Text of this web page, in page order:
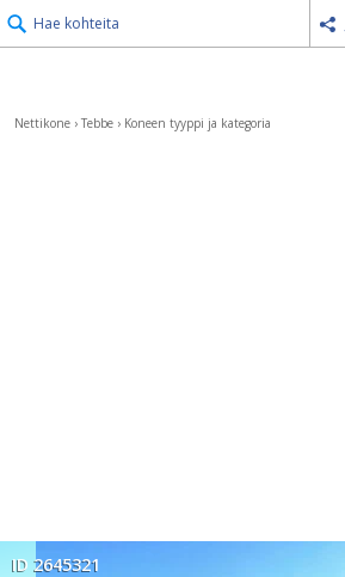
Hae kohteita
Nettikone › Tebbe › Koneen tyyppi ja kategoria
ID 2645321